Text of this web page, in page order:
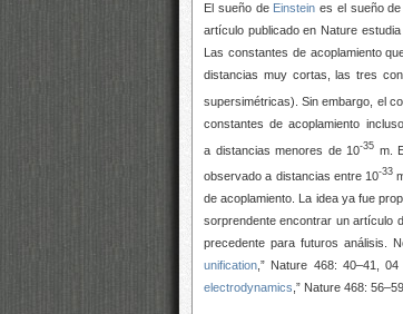
El sueño de Einstein es el sueño
artículo publicado en Nature
Las constantes de acoplamiento
distancias muy cortas, las tres
supersimétricas). Sin embargo, el
constantes de acoplamiento
a distancias menores de 10-35 m.
observado a distancias entre 10-33
de acoplamiento. La idea ya fue
sorprendente encontrar un artículo
precedente para futuros análisis.
unification ,” Nature 468: 40–41,
electrodynamics ,” Nature 468: